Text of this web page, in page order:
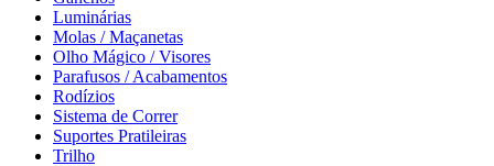
Luminárias
Molas / Maçanetas
Olho Mágico / Visores
Parafusos / Acabamentos
Rodízios
Sistema de Correr
Suportes Pratileiras
Trilho